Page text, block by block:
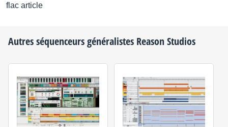
flac article
Autres séquenceurs généralistes Reason Studios